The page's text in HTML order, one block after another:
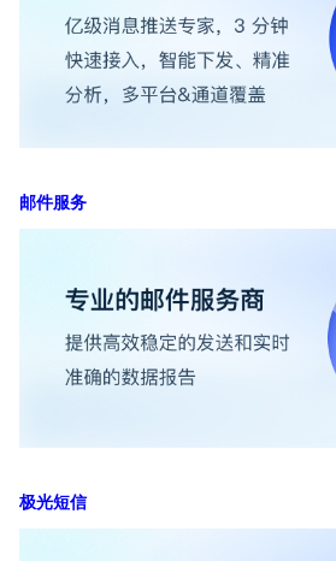
邮件服务
极光短信